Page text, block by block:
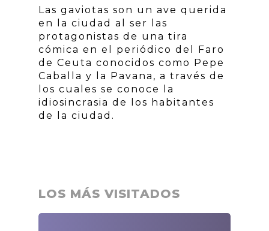
Las gaviotas son un ave querida
en la ciudad al ser las
protagonistas de una tira
cómica en el periódico del Faro
de Ceuta conocidos como Pepe
Caballa y la Pavana, a través de
los cuales se conoce la
idiosincrasia de los habitantes
de la ciudad.
LOS MÁS VISITADOS